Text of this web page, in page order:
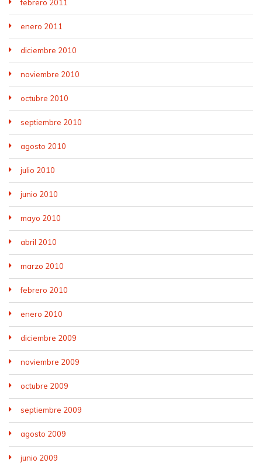
febrero 2011
enero 2011
diciembre 2010
noviembre 2010
octubre 2010
septiembre 2010
agosto 2010
julio 2010
junio 2010
mayo 2010
abril 2010
marzo 2010
febrero 2010
enero 2010
diciembre 2009
noviembre 2009
octubre 2009
septiembre 2009
agosto 2009
junio 2009